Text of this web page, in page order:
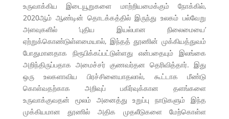
உருவாக்கிய இடையூறுகளை மாற்றியமைக்கும் நோக்கில்,
2020ஆம் ஆண்டின் தொடக்கத்தில் இருந்து உலகம் பல்வேறு
அளவுகளில் ‘புதிய இயல்பான நிலைமையை’
ஏற்றுக்கொண்டுள்ளமையால், இந்தத் தூணின் முக்கியத்துவம்
போதுமானதாக நிரூபிக்கப்பட்டுள்ளது என்பதையும் இலங்கை
அறிந்திருப்பதாக அமைச்சர் குணவர்தன தெரிவித்தார். இது
ஒரு உலகளாவிய பிரச்சினையாதலால், கூட்டாக மீண்டு
கொள்வதற்காக அறிவுப் பகிர்வுக்கான தளங்களை
உருவாக்குவதன் மூலம் அனைத்து உறுப்பு நாடுகளும் இந்த
முக்கியமான தூணில் அதிக முதலீடுகளை மேற்கொள்ள